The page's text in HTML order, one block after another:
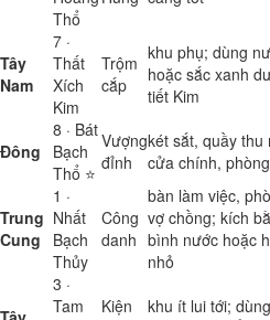
Thổ
Tây
Nam
7 ·
Thất
Xích
Kim
Trộm
cắp
khu phụ; dùng
hoặc sắc xanh
tiết Kim
Đông
8 · Bát
Bạch
Thổ ⭐
Vượng
đỉnh
két sắt, quầy thu
cửa chính,
Trung
Cung
1 ·
Nhất
Bạch
Thủy
Công
danh
bàn làm việc,
vợ chồng; kích
bình nước hoặc
nhỏ
3 ·
Tam
Kiện
khu ít lui tới;